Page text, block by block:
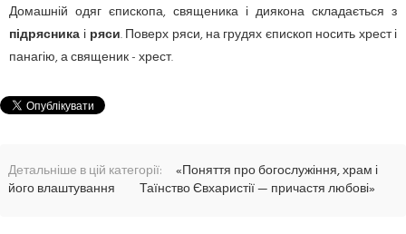
Домашній одяг єпископа, священика і диякона складається з
підрясника і ряси. Поверх ряси, на грудях єпископ носить хрест і
панагію, а священик - хрест.
Детальніше в цій категорії:
«Поняття про богослужіння, храм і
його влаштування
Таїнство Євхаристії — причастя любові»